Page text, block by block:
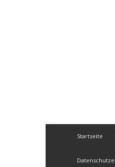
Startseite